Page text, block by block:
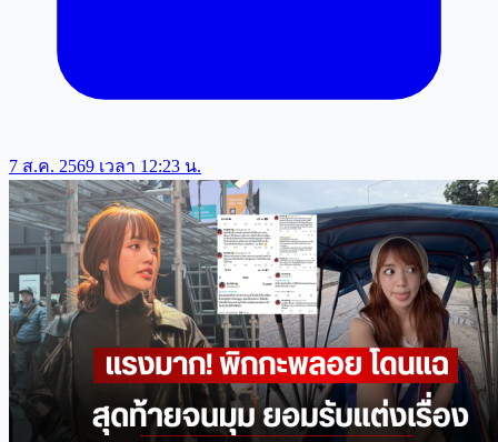
7 ส.ค. 2569 เวลา 12:23 น.